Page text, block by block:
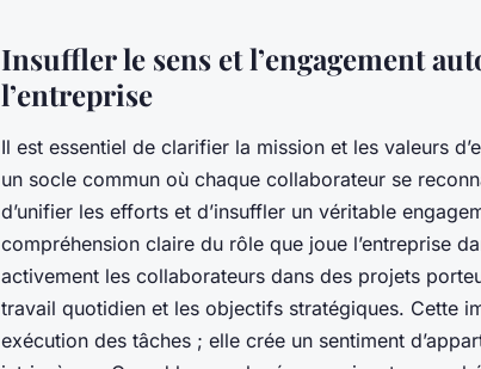
Insuffler le sens et l’engagement
l’entreprise
Il est essentiel de clarifier la mission et les valeurs
un socle commun où chaque collaborateur se
d’unifier les efforts et d’insuffler un véritable
compréhension claire du rôle que joue l’entreprise
activement les collaborateurs dans des projets
travail quotidien et les objectifs stratégiques. Cette
exécution des tâches ; elle crée un sentiment